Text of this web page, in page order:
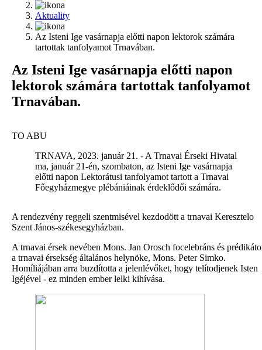
Aktuality
Az Isteni Ige vasárnapja előtti napon lektorok számára
tartottak tanfolyamot Trnavában.
Az Isteni Ige vasárnapja előtti napon
lektorok számára tartottak tanfolyamot
Trnavában.
TO ABU
TRNAVA, 2023. január 21. - A Trnavai Érseki Hivatal
ma, január 21-én, szombaton, az Isteni Ige vasárnapja
előtti napon Lektorátusi tanfolyamot tartott a Trnavai
Főegyházmegye plébániáinak érdeklődői számára.
A rendezvény reggeli szentmisével kezdodött a trnavai Keresztelo
Szent János-székesegyházban.
A trnavai érsek nevében Mons. Jan Orosch focelebráns és
a trnavai érsekség általános helynöke, Mons. Peter Simko.
Homíliájában arra buzdította a jelenlévőket, hogy telítodjenek Isten
Igéjével - ez minden ember lelki kihívása.